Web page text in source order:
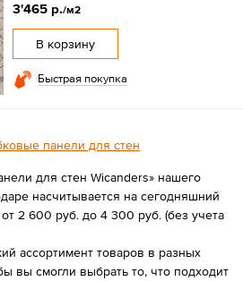
3'465 р./м2
В корзину
Быстрая покупка
панели для стен
для стен Wicanders» нашего
насчитывается на сегодняшний
2 600 руб. до 4 300 руб. (без учета
ассортимент товаров в разных
вы смогли выбрать то, что подходит